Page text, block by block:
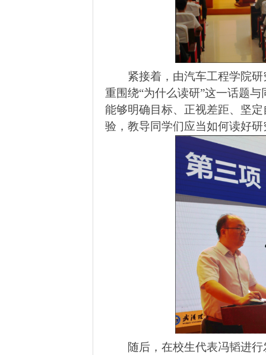
紧接着，由汽车工程学院
重围绕“为什么读研”这一话题
能够明确目标、正视差距、坚
验，教导同学们应当如何读好研
随后，在校生代表冯韬进